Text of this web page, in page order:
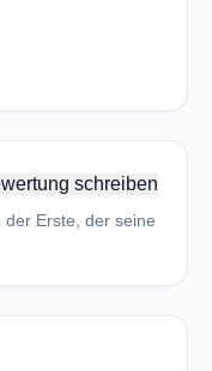
schreiben
der Erste, der seine